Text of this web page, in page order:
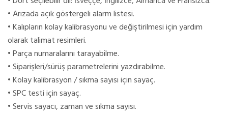
• Arızada açık göstergeli alarm listesi.
• Kalıpların kolay kalibrasyonu ve değiştirilmesi için yardım
olarak talimat resimleri.
• Parça numaralarını tarayabilme.
• Siparişleri/sürüş parametrelerini yazdırabilme.
• Kolay kalibrasyon / sıkma sayısı için sayaç.
• SPC testi için sayaç.
• Servis sayacı, zaman ve sıkma sayısı.